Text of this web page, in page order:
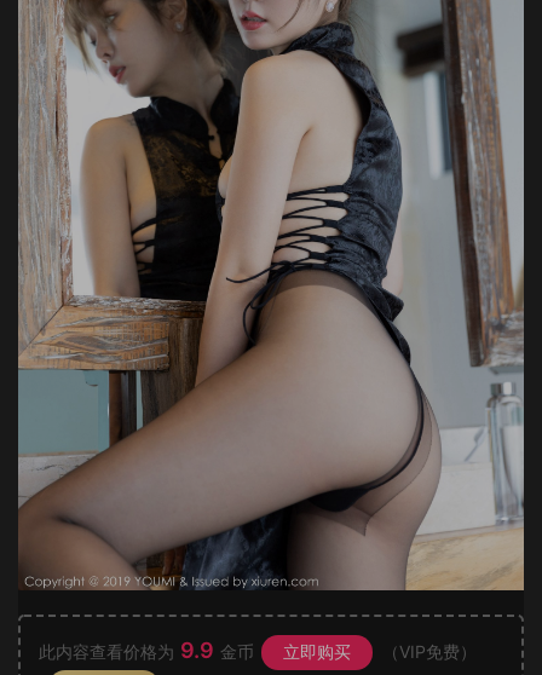
此内容查看价格为 9.9 金币 立即购买
（VIP免费）